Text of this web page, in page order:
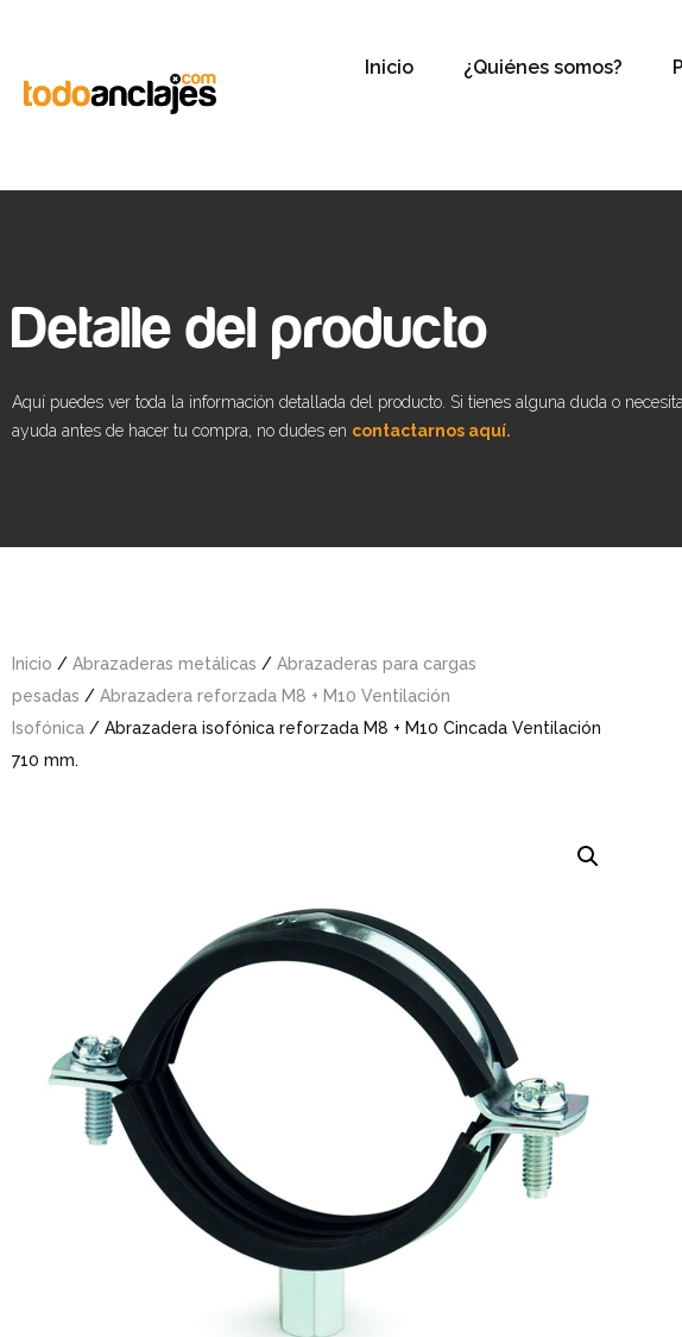
Inicio ¿Quiénes somos?
Detalle del producto
Aquí puedes ver toda la información detallada del producto. Si tienes alguna duda o
ayuda antes de hacer tu compra, no dudes en contactarnos aquí.
Inicio / Abrazaderas metálicas / Abrazaderas para cargas
pesadas / Abrazadera reforzada M8 + M10 Ventilación
Isofónica / Abrazadera isofónica reforzada M8 + M10 Cincada Ventilación
710 mm.